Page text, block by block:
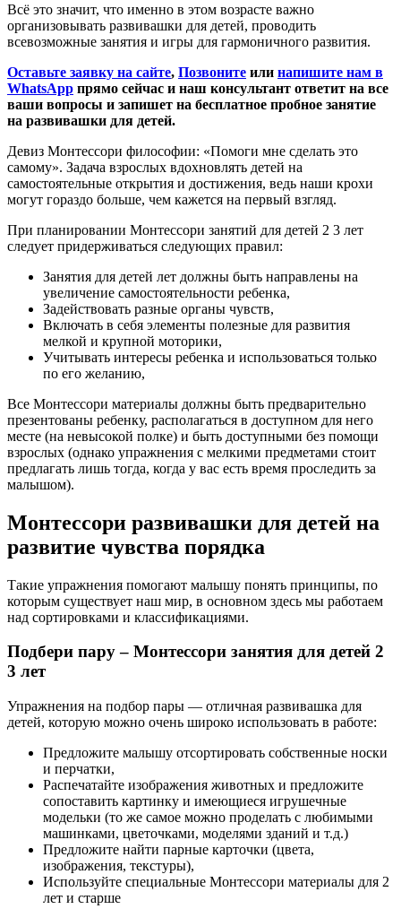
Всё это значит, что именно в этом возрасте важно
организовывать развивашки для детей, проводить
всевозможные занятия и игры для гармоничного развития.
Оставьте заявку на сайте, Позвоните или напишите нам в
WhatsApp прямо сейчас и наш консультант ответит на все
ваши вопросы и запишет на бесплатное пробное занятие
на развивашки для детей.
Девиз Монтессори философии: «Помоги мне сделать это
самому». Задача взрослых вдохновлять детей на
самостоятельные открытия и достижения, ведь наши крохи
могут гораздо больше, чем кажется на первый взгляд.
При планировании Монтессори занятий для детей 2 3 лет
следует придерживаться следующих правил:
Занятия для детей лет должны быть направлены на
увеличение самостоятельности ребенка,
Задействовать разные органы чувств,
Включать в себя элементы полезные для развития
мелкой и крупной моторики,
Учитывать интересы ребенка и использоваться только
по его желанию,
Все Монтессори материалы должны быть предварительно
презентованы ребенку, располагаться в доступном для него
месте (на невысокой полке) и быть доступными без помощи
взрослых (однако упражнения с мелкими предметами стоит
предлагать лишь тогда, когда у вас есть время проследить за
малышом).
Монтессори развивашки для детей на
развитие чувства порядка
Такие упражнения помогают малышу понять принципы, по
которым существует наш мир, в основном здесь мы работаем
над сортировками и классификациями.
Подбери пару – Монтессори занятия для детей 2
3 лет
Упражнения на подбор пары — отличная развивашка для
детей, которую можно очень широко использовать в работе:
Предложите малышу отсортировать собственные носки
и перчатки,
Распечатайте изображения животных и предложите
сопоставить картинку и имеющиеся игрушечные
модельки (то же самое можно проделать с любимыми
машинками, цветочками, моделями зданий и т.д.)
Предложите найти парные карточки (цвета,
изображения, текстуры),
Используйте специальные Монтессори материалы для 2
лет и старше